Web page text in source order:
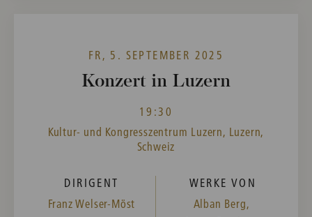
FR, 5. SEPTEMBER 2025
Konzert in Luzern
19:30
Kultur- und Kongresszentrum Luzern, Luzern,
Schweiz
DIRIGENT
Franz Welser-Möst
WERKE VON
Alban Berg,